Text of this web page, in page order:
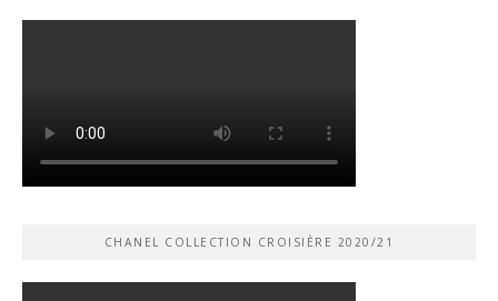
CHANEL COLLECTION CROISIÈRE 2020/21